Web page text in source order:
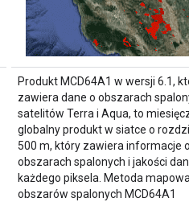
Produkt MCD64A1 w wersji 6.1,
zawiera dane o obszarach
satelitów Terra i Aqua, to
globalny produkt w siatce o
500 m, który zawiera informacje
obszarach spalonych i jakości
każdego piksela. Metoda
obszarów spalonych MCD64A1